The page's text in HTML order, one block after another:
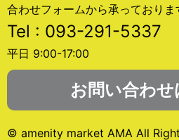
合わせフォームから承っておりま
Tel : 093-291-5337
平日 9:00-17:00
お問い合わせ
© amenity market AMA All